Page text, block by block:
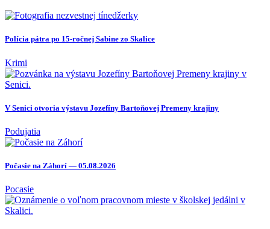
Polícia pátra po 15-ročnej Sabine zo Skalice
Krimi
V Senici otvoria výstavu Jozefíny Bartoňovej Premeny krajiny
Podujatia
Počasie na Záhorí — 05.08.2026
Pocasie